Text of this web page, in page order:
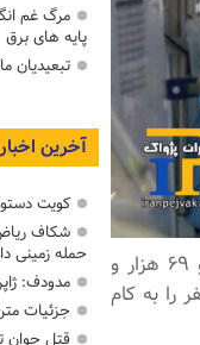
طبق اعلام وزارت بهداشت، ویروس کرونا تا ظهر جمعه (۲۸ آبان ۱۴۰۰) شش میلیون و ۶۹ هزار و
ایران به طور قطعی مبتلا کرده و در مجموع تا این روز ۱۲۸ هزار و ۷۳۴ نفر را به کام
مرگ غم
پایه های برق
تبعیدیان
آخرین
کویت
شکاف
حمله زمینی
مدودف:
جزئیات
قتل جوان